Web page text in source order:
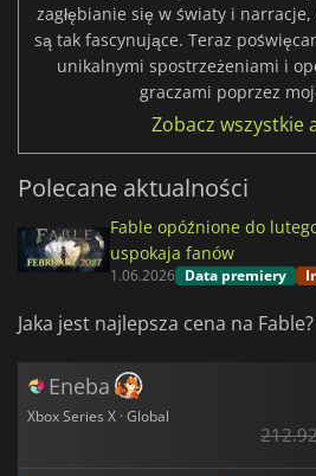
zagłębianie się w światy i
są tak fascynujące. Teraz
unikalnymi spostrzeżeniami i
graczami poprzez
Zobacz wszystkie
Polecane aktualności
Fable opóźnione do
uspokaja fanów
1.06.2026 Data premiery
Jaka jest najlepsza cena na Fable?
Eneba
Xbox Series X · Global